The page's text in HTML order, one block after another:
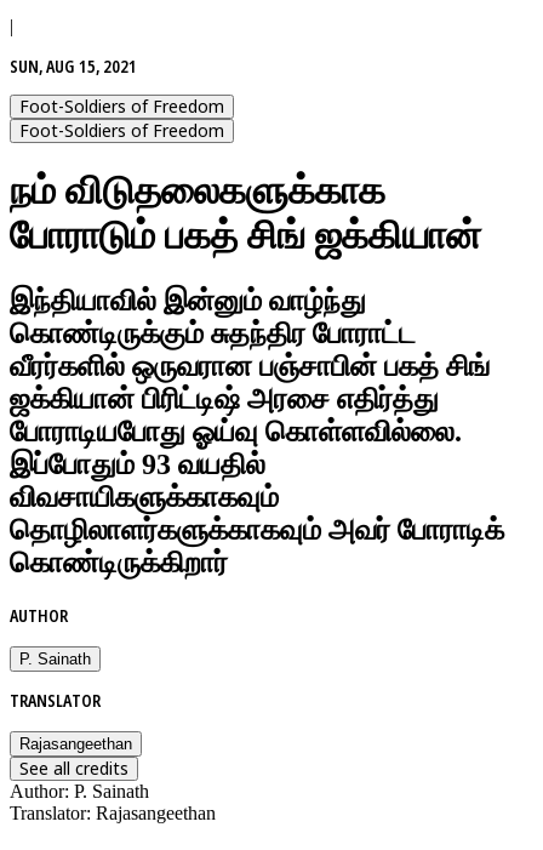
|
SUN, AUG 15, 2021
Foot-Soldiers of Freedom
Foot-Soldiers of Freedom
நம் விடுதலைகளுக்காக
போராடும் பகத் சிங் ஜக்கியான்
இந்தியாவில் இன்னும் வாழ்ந்து
கொண்டிருக்கும் சுதந்திர போராட்ட
வீரர்களில் ஒருவரான பஞ்சாபின் பகத் சிங்
ஜக்கியான் பிரிட்டிஷ் அரசை எதிர்த்து
போராடியபோது ஓய்வு கொள்ளவில்லை.
இப்போதும் 93 வயதில்
விவசாயிகளுக்காகவும்
தொழிலாளர்களுக்காகவும் அவர் போராடிக்
கொண்டிருக்கிறார்
AUTHOR
P. Sainath
TRANSLATOR
Rajasangeethan
See all credits
Author: P. Sainath
Translator: Rajasangeethan